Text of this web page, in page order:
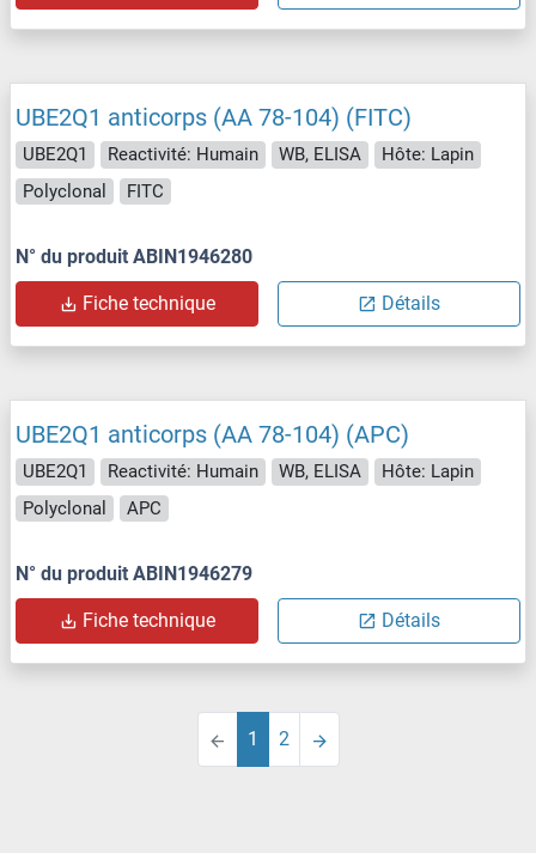
UBE2Q1 anticorps (AA 78-104) (FITC)
UBE2Q1 Reactivité: Humain WB, ELISA
Hôte: Lapin
Polyclonal
FITC
N° du produit ABIN1946280
Fiche technique Détails
UBE2Q1 anticorps (AA 78-104) (APC)
UBE2Q1 Reactivité: Humain WB, ELISA
Hôte: Lapin
Polyclonal
APC
N° du produit ABIN1946279
Fiche technique Détails
1 2